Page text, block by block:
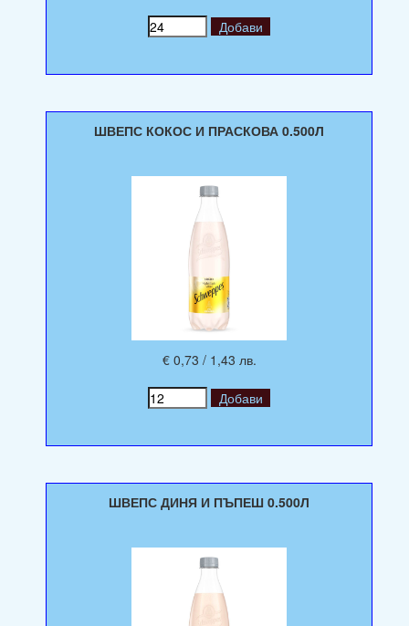
ШВЕПС КОКОС И ПРАСКОВА 0.500Л
€ 0,73 / 1,43 лв.
ШВЕПС ДИНЯ И ПЪПЕШ 0.500Л